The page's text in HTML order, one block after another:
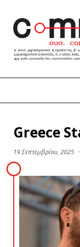
Greece
19 Σεπτεμβρίου, 2025 ·